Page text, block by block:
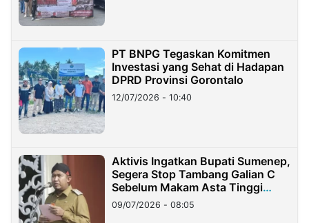
PT BNPG Tegaskan Komitmen
Investasi yang Sehat di Hadapan
DPRD Provinsi Gorontalo
12/07/2026 - 10:40
Aktivis Ingatkan Bupati Sumenep,
Segera Stop Tambang Galian C
Sebelum Makam Asta Tinggi
Longsor
09/07/2026 - 08:05